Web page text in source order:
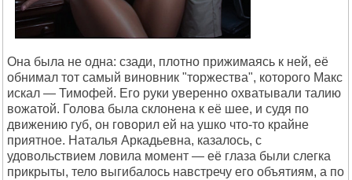
Она была не одна: сзади, плотно прижимаясь к ней, её
обнимал тот самый виновник "торжества", которого Макс
искал — Тимофей. Его руки уверенно охватывали талию
вожатой. Голова была склонена к её шее, и судя по
движению губ, он говорил ей на ушко что-то крайне
приятное. Наталья Аркадьевна, казалось, с
удовольствием ловила момент — её глаза были слегка
прикрыты, тело выгибалось навстречу его объятиям, а по